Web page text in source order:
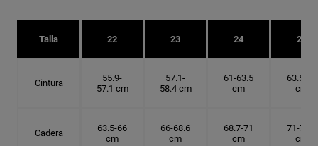
Talla 22 23 24 25
Cintura
55.9-
57.1 cm
57.1-
58.4 cm
61-63.5
cm
63.5-66
cm
Cadera
63.5-66
cm
66-68.6
cm
68.7-71
cm
71-73.6
cm